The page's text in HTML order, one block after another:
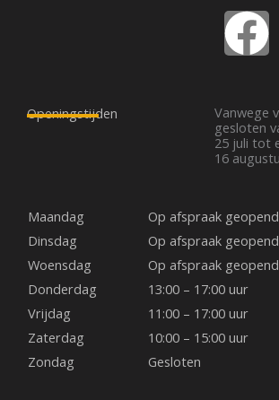
F
a
c
e
b
o
o
k
Openingstijden
Vanwege
gesloten
25 juli tot
16
Maandag
Op afspraak geopend
Dinsdag
Op afspraak geopend
Woensdag
Op afspraak geopend
Donderdag
13:00 – 17:00 uur
Vrijdag
11:00 – 17:00 uur
Zaterdag
10:00 – 15:00 uur
Zondag
Gesloten